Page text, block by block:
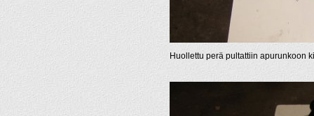
Huollettu perä pultattiin apurunkoon